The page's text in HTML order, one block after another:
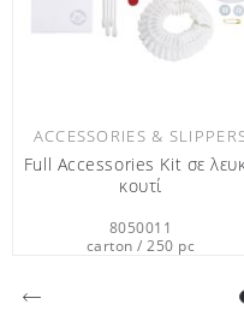
ACCESSORIES & SLIPPERS
Λευκή Παντόφλα Nap-Cloth,
Open-Toe.
8050013
carton / 100 pc